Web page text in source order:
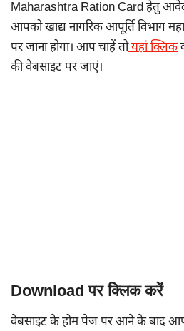
Maharashtra Ration Card हेतु
आपको खाद्य नागरिक आपूर्ति विभाग
पर जाना होगा। आप चाहें तोयहां क्लिक
की वेबसाइट पर जाएं।
Download पर क्लिक करें
वेबसाइट के होम पेज पर आने के बाद